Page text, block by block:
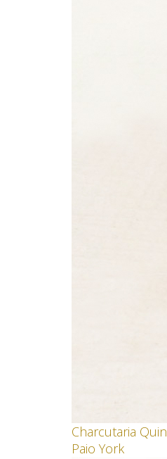
Charcutaria
Paio York